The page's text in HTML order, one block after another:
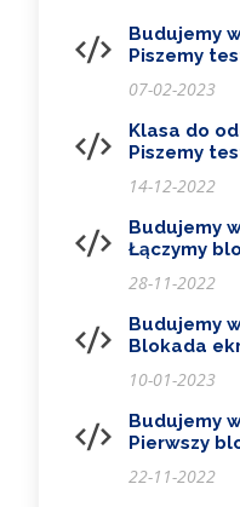
Budujemy
Piszemy
07-02-2023
Klasa do
Piszemy
14-12-2022
Budujemy
Łączymy
28-11-2022
Budujemy
Blokada
10-01-2023
Budujemy
Pierwszy
22-11-2022